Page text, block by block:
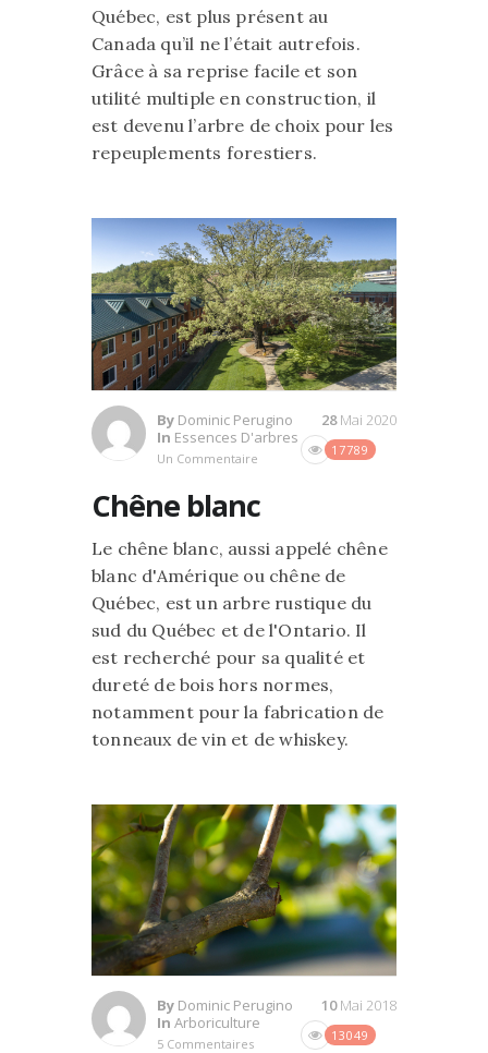
Québec, est plus présent au
Canada qu’il ne l’était autrefois.
Grâce à sa reprise facile et son
utilité multiple en construction, il
est devenu l’arbre de choix pour les
repeuplements forestiers.
By Dominic Perugino
In Essences D'arbres
Un Commentaire
17789
28Mai 2020
Chêne blanc
Le chêne blanc, aussi appelé chêne
blanc d'Amérique ou chêne de
Québec, est un arbre rustique du
sud du Québec et de l'Ontario. Il
est recherché pour sa qualité et
dureté de bois hors normes,
notamment pour la fabrication de
tonneaux de vin et de whiskey.
By Dominic Perugino
In Arboriculture
5 Commentaires
13049
10Mai 2018